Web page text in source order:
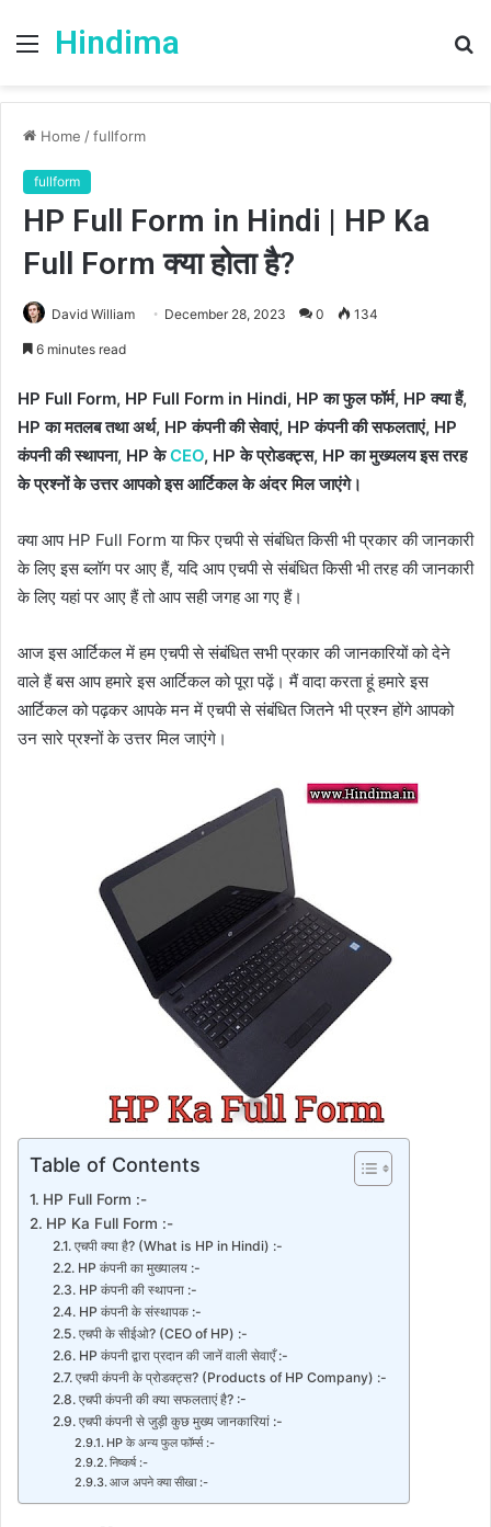
Menu
Hindima
Home /fullform
fullform
HP Full Form in Hindi | HP Ka
Full Form क्या होता है?
David William December 28, 2023 0 134
6 minutes read
HP Full Form, HP Full Form in Hindi, HP का फुल फॉर्म, HP क्या हैं,
HP का मतलब तथा अर्थ, HP कंपनी की सेवाएं, HP कंपनी की सफलताएं, HP
कंपनी की स्थापना, HP केCEO, HP के प्रोडक्ट्स, HP का मुख्यलय इस तरह
के प्रश्नों के उत्तर आपको इस आर्टिकल के अंदर मिल जाएंगे।
क्या आप HP Full Form या फिर एचपी से संबंधित किसी भी प्रकार की जानकारी
के लिए इस ब्लॉग पर आए हैं, यदि आप एचपी से संबंधित किसी भी तरह की जानकारी
के लिए यहां पर आए हैं तो आप सही जगह आ गए हैं।
आज इस आर्टिकल में हम एचपी से संबंधित सभी प्रकार की जानकारियों को देने
वाले हैं बस आप हमारे इस आर्टिकल को पूरा पढ़ें।मैं वादा करता हूं हमारे इस
आर्टिकल को पढ़कर आपके मन में एचपी से संबंधित जितने भी प्रश्न होंगे आपको
उन सारे प्रश्नों के उत्तर मिल जाएंगे।
Table of Contents
HP Full Form :-
HP Ka Full Form :-
एचपी क्या है? (What is HP in Hindi) :-
HP कंपनी का मुख्यालय :-
HP कंपनी की स्थापना :-
HP कंपनी के संस्थापक :-
एचपी के सीईओ? (CEO of HP) :-
HP कंपनी द्वारा प्रदान की जानें वाली सेवाएँ :-
एचपी कंपनी के प्रोडक्ट्स? (Products of HP Company) :-
एचपी कंपनी की क्या सफलताएं है? :-
एचपी कंपनी से जुड़ी कुछ मुख्य जानकारियां :-
HP के अन्य फुल फॉर्म्स :-
निष्कर्ष :-
आज अपने क्या सीखा :-